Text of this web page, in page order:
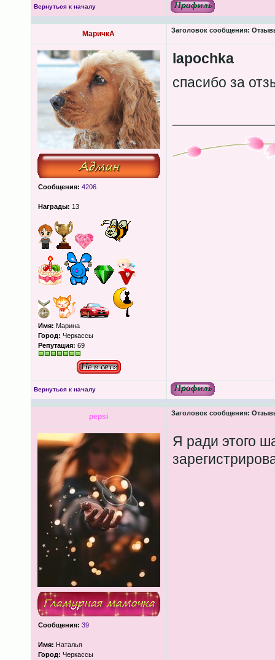
Вернуться к началу
МаричкА Заголовок сообщения:
Сообщения: 4206
Награды: 13
Имя: Марина
Город: Черкассы
Репутация: 69
lapochka
спасибо за
Вернуться к началу
pepsi Заголовок сообщения:
Сообщения: 39
Имя: Наталья
Город: Черкассы
Я ради этого